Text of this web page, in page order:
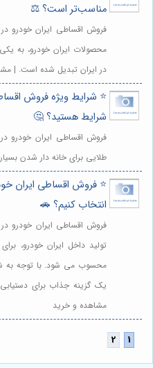
مناسب‌تر است؟ ⚖️
فروش اقساطی ایران خودرو
محصولات ایران خودرو، به
در ایران تبدیل شده است. |
⭐️ شرایط ویژه فروش
شرایط هستید؟ 🤔
فروش اقساطی ایران خودرو
طلایی برای خانه دار شدن
⭐️ فروش اقساطی ایران
انتخاب کنیم؟ 🚗
فروش اقساطی ایران خودرو
تولید داخل ایران خودرو،
محسوب می شود. با توجه به
یک گزینه جذاب برای
مشاهده و خرید